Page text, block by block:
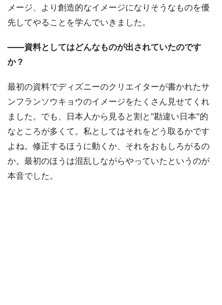
メージ、より創造的なイメージになりそうなものを優
先してやることを学んでいきました。
――資料としてはどんなものが出されていたのです
か？
最初の資料でディズニーのクリエイターが書かれたサ
ンフランソウキョウのイメージをたくさん見せてくれ
ました。でも、日本人から見ると割と"勘違い日本"的
なところが多くて。私としてはそれをどう取るかです
よね。修正するほうに動くか、それをおもしろがるの
か。最初のほうは混乱しながらやっていたというのが
本音でした。